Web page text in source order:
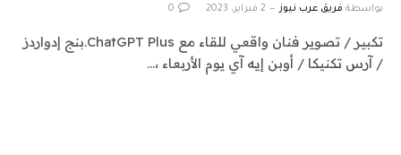
بواسطة فريق عرب نيوز 2 فبراير، 2023 0
تكبير / تصوير فنان واقعي للقاء مع ChatGPT Plus.بنج إدواردز
/ آرس تكنيكا / أوبن إيه آي يوم الأربعاء ،…